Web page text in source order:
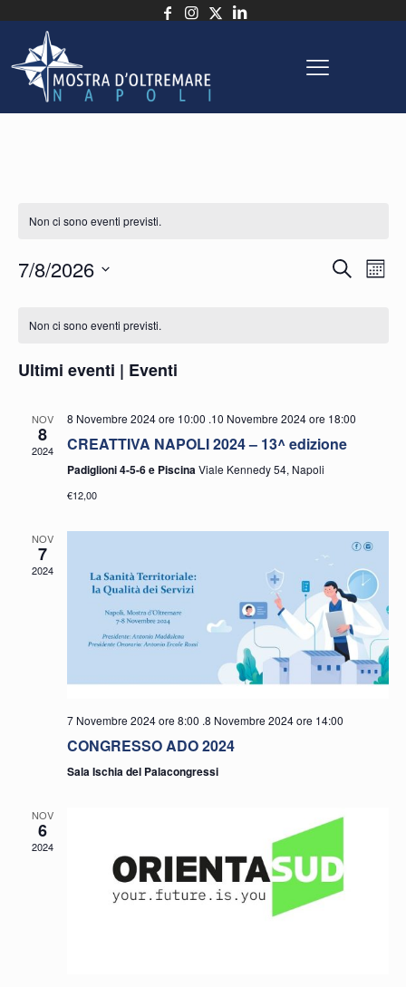
Non ci sono eventi previsti.
Cerca
Mese
7/8/2026
laCalendario
di
Non ci sono eventi previsti.
Ultimi eventi | Eventi
NOV
8
2024
8 Novembre 2024 ore 10:00 .10 Novembre 2024 ore 18:00
CREATTIVA NAPOLI 2024 – 13^ edizione
Padiglioni 4-5-6 e PiscinaViale Kennedy 54, Napoli
€12,00
NOV
7
2024
7 Novembre 2024 ore 8:00 .8 Novembre 2024 ore 14:00
CONGRESSO ADO 2024
Sala Ischia del Palacongressi
NOV
6
2024